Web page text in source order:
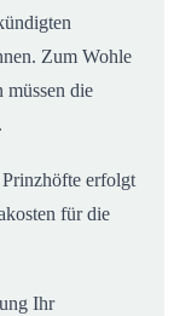
Zum Wohle
müssen die
erfolgt
für die
Ihr